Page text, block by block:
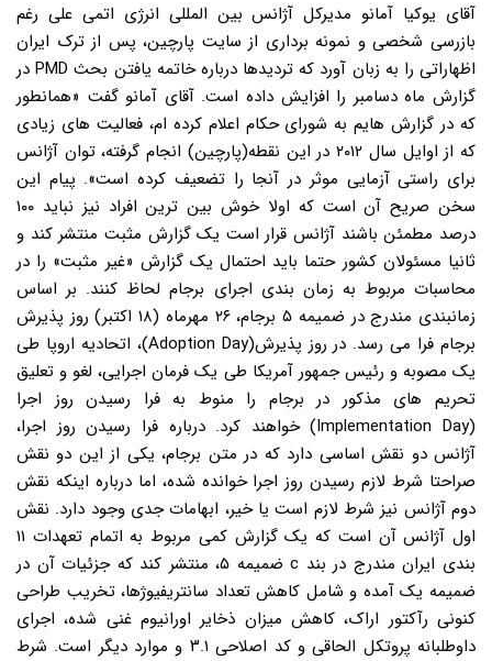
آقای یوکیا آمانو مدیرکل آژانس بین المللی انرژی اتمی علی رغم
بازرسی شخصی و نمونه برداری از سایت پارچین، پس از ترک ایران
اظهاراتی را به زبان آورد که تردیدها درباره خاتمه یافتن بحث PMD در
گزارش ماه دسامبر را افزایش داده است. آقای آمانو گفت «همانطور
که در گزارش هایم به شورای حکام اعلام کرده ام، فعالیت های زیادی
که از اوایل سال ۲۰۱۲ در این نقطه(پارچین) انجام گرفته، توان آژانس
برای راستی آزمایی موثر در آنجا را تضعیف کرده است». پیام این
سخن صریح آن است که اولا خوش بین ترین افراد نیز نباید ۱۰۰
درصد مطمئن باشند آژانس قرار است یک گزارش مثبت منتشر کند و
ثانیا مسئولان کشور حتما باید احتمال یک گزارش «غیر مثبت» را در
محاسبات مربوط به زمان بندی اجرای برجام لحاظ کنند. بر اساس
زمانبندی مندرج در ضمیمه ۵ برجام، ۲۶ مهرماه (۱۸ اکتبر) روز پذیرش
برجام فرا می رسد. در روز پذیرش(Adoption Day)، اتحادیه اروپا طی
یک مصوبه و رئیس جمهور آمریکا طی یک فرمان اجرایی، لغو و تعلیق
تحریم های مذکور در برجام را منوط به فرا رسیدن روز اجرا
(Implementation Day) خواهند کرد. درباره فرا رسیدن روز اجرا،
آژانس دو نقش اساسی دارد که در متن برجام، یکی از این دو نقش
صراحتا شرط لازم رسیدن روز اجرا خوانده شده، اما درباره اینکه نقش
دوم آژانس نیز شرط لازم است یا خیر، ابهامات جدی وجود دارد. نقش
اول آژانس آن است که یک گزارش کمی مربوط به اتمام تعهدات ۱۱
بندی ایران مندرج در بند c ضمیمه ۵، منتشر کند که جزئیات آن در
ضمیمه یک آمده و شامل کاهش تعداد سانتریفیوژها، تخریب طراحی
کنونی رآکتور اراک، کاهش میزان ذخایر اورانیوم غنی شده، اجرای
داوطلبانه پروتکل الحاقی و کد اصلاحی ۳.۱ و موارد دیگر است. شرط